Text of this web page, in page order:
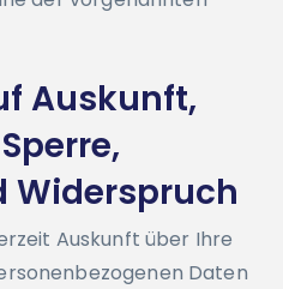
Auskunft,
Widerspruch
Auskunft über Ihre
Daten